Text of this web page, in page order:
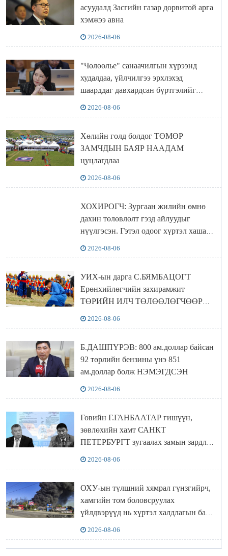
асуудалд Засгийн газар дорвитой арга
хэмжээ авна
2026-08-06
"Чөлөөлье" санаачилгын хүрээнд
худалдаа, үйлчилгээ эрхлэхэд
шаарддаг давхардсан бүртгэлийг
2026-08-06
Хөлийн голд болдог ТӨМӨР
ЗАМЧДЫН БАЯР НААДАМ
цуцлагдлаа
2026-08-06
ХОХИРОГЧ: Зургаан жилийн өмнө
дахин төлөвлөлт гээд айлуудыг
нүүлгэсэн. Гэтэл одоог хүртэл хашаа
2026-08-06
УИХ-ын дарга С.БЯМБАЦОГТ
Ерөнхийлөгчийн захирамжит
ТӨРИЙН ИЛЧ ТӨЛӨӨЛӨГЧӨӨР
2026-08-06
Б.ДАШПҮРЭВ: 800 ам.доллар байсан
92 төрлийн бензины үнэ 851
ам.доллар болж НЭМЭГДСЭН
2026-08-06
Говийн Г.ГАНБААТАР гишүүн,
зөвлөхийн хамт САНКТ
ПЕТЕРБУРГТ зугаалах замын зардлаа
2026-08-06
ОХУ-ын түлшний хямрал гүнзгийрч,
хамгийн том боловсруулах
үйлдвэрүүд нь хүртэл халдлагын бай
2026-08-06